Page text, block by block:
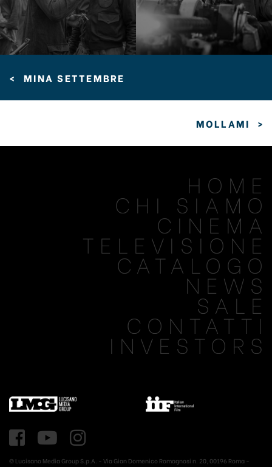
< MINA SETTEMBRE
MOLLAMI >
© Lucisano Media Group S.p.A. - Via Gian Domenico Romagnosi n. 20, 00196 Roma -
HOME
CHI SIAMO
CINEMA
TELEVISIONE
CATALOGO
NEWS
SALE
CONTATTI
INVESTORS